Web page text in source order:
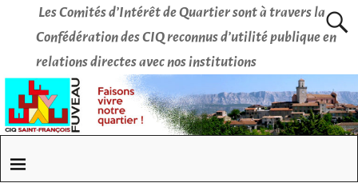
Les Comités d’Intérêt de Quartier sont à travers la
Confédération des CIQ reconnus d’utilité publique en
relations directes avec nos institutions